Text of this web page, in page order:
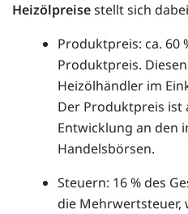
Heizölpreisestellt sich
Produktpreis: ca. 60
Produktpreis.
Heizölhändler im
Der Produktpreis ist
Entwicklung an den
Handelsbörsen.
Steuern: 16 % des
die Mehrwertsteuer,